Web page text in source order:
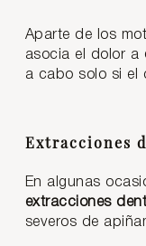
Aparte de los
asocia el dolor a
a cabo solo si el
Extracciones
En algunas
extracciones
severos de